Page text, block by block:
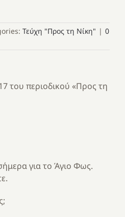
Τεύχη "Προς τη Νίκη" | 0
του περιοδικού «Προς τη
για το Άγιο Φως.